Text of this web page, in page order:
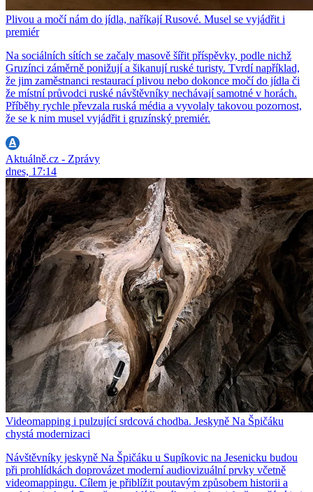
Plivou a močí nám do jídla, naříkají Rusové. Musel se vyjádřit i
premiér
Na sociálních sítích se začaly masově šířit příspěvky, podle nichž
Gruzínci záměrně ponižují a šikanují ruské turisty. Tvrdí například,
že jim zaměstnanci restaurací plivou nebo dokonce močí do jídla či
že místní průvodci ruské návštěvníky nechávají samotné v horách.
Příběhy rychle převzala ruská média a vyvolaly takovou pozornost,
že se k nim musel vyjádřit i gruzínský premiér.
Aktuálně.cz - Zprávy
dnes, 17:14
Videomapping i pulzující srdcová chodba. Jeskyně Na Špičáku
chystá modernizaci
Návštěvníky jeskyně Na Špičáku u Supíkovic na Jesenicku budou
při prohlídkách doprovázet moderní audiovizuální prvky včetně
videomappingu. Cílem je přiblížit poutavým způsobem historii a